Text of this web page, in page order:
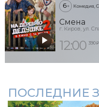
6+ Комедия,
Смена
г. Киров, ул.
12:00 390 ₽
ПОСЛЕДНИЕ